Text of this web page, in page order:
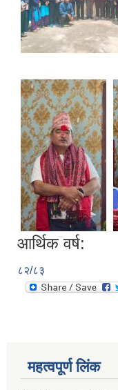
आर्थिक वर्ष:
८२/८३
महत्वपूर्ण लिंक